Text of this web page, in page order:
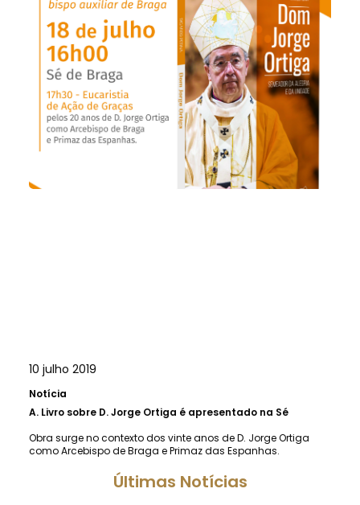
10 julho 2019
Notícia
A. Livro sobre D. Jorge Ortiga é apresentado na Sé
Obra surge no contexto dos vinte anos de D. Jorge Ortiga
como Arcebispo de Braga e Primaz das Espanhas.
Últimas Notícias